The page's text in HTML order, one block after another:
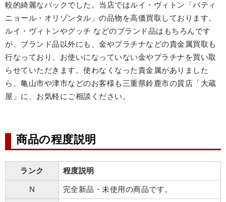
較的綺麗なバックでした。当店ではルイ・ヴィトン「バティ
ニョール・オリゾンタル」の品物を高価買取しております。
ルイ・ヴィトンやグッチ などのブランド品はもちろんです
が、ブランド品以外にも、金やプラチナなどの貴金属買取も
行なっており、お使いになっていない金やプラチナを買い取
らせていただきます。使わなくなった貴金属がありました
ら、亀山市や津市などのお客様も三重県鈴鹿市の質店「大蔵
屋」に、お気軽にご相談ください。
商品の程度説明
ランク 程度説明
N 完全新品・未使用の商品です。